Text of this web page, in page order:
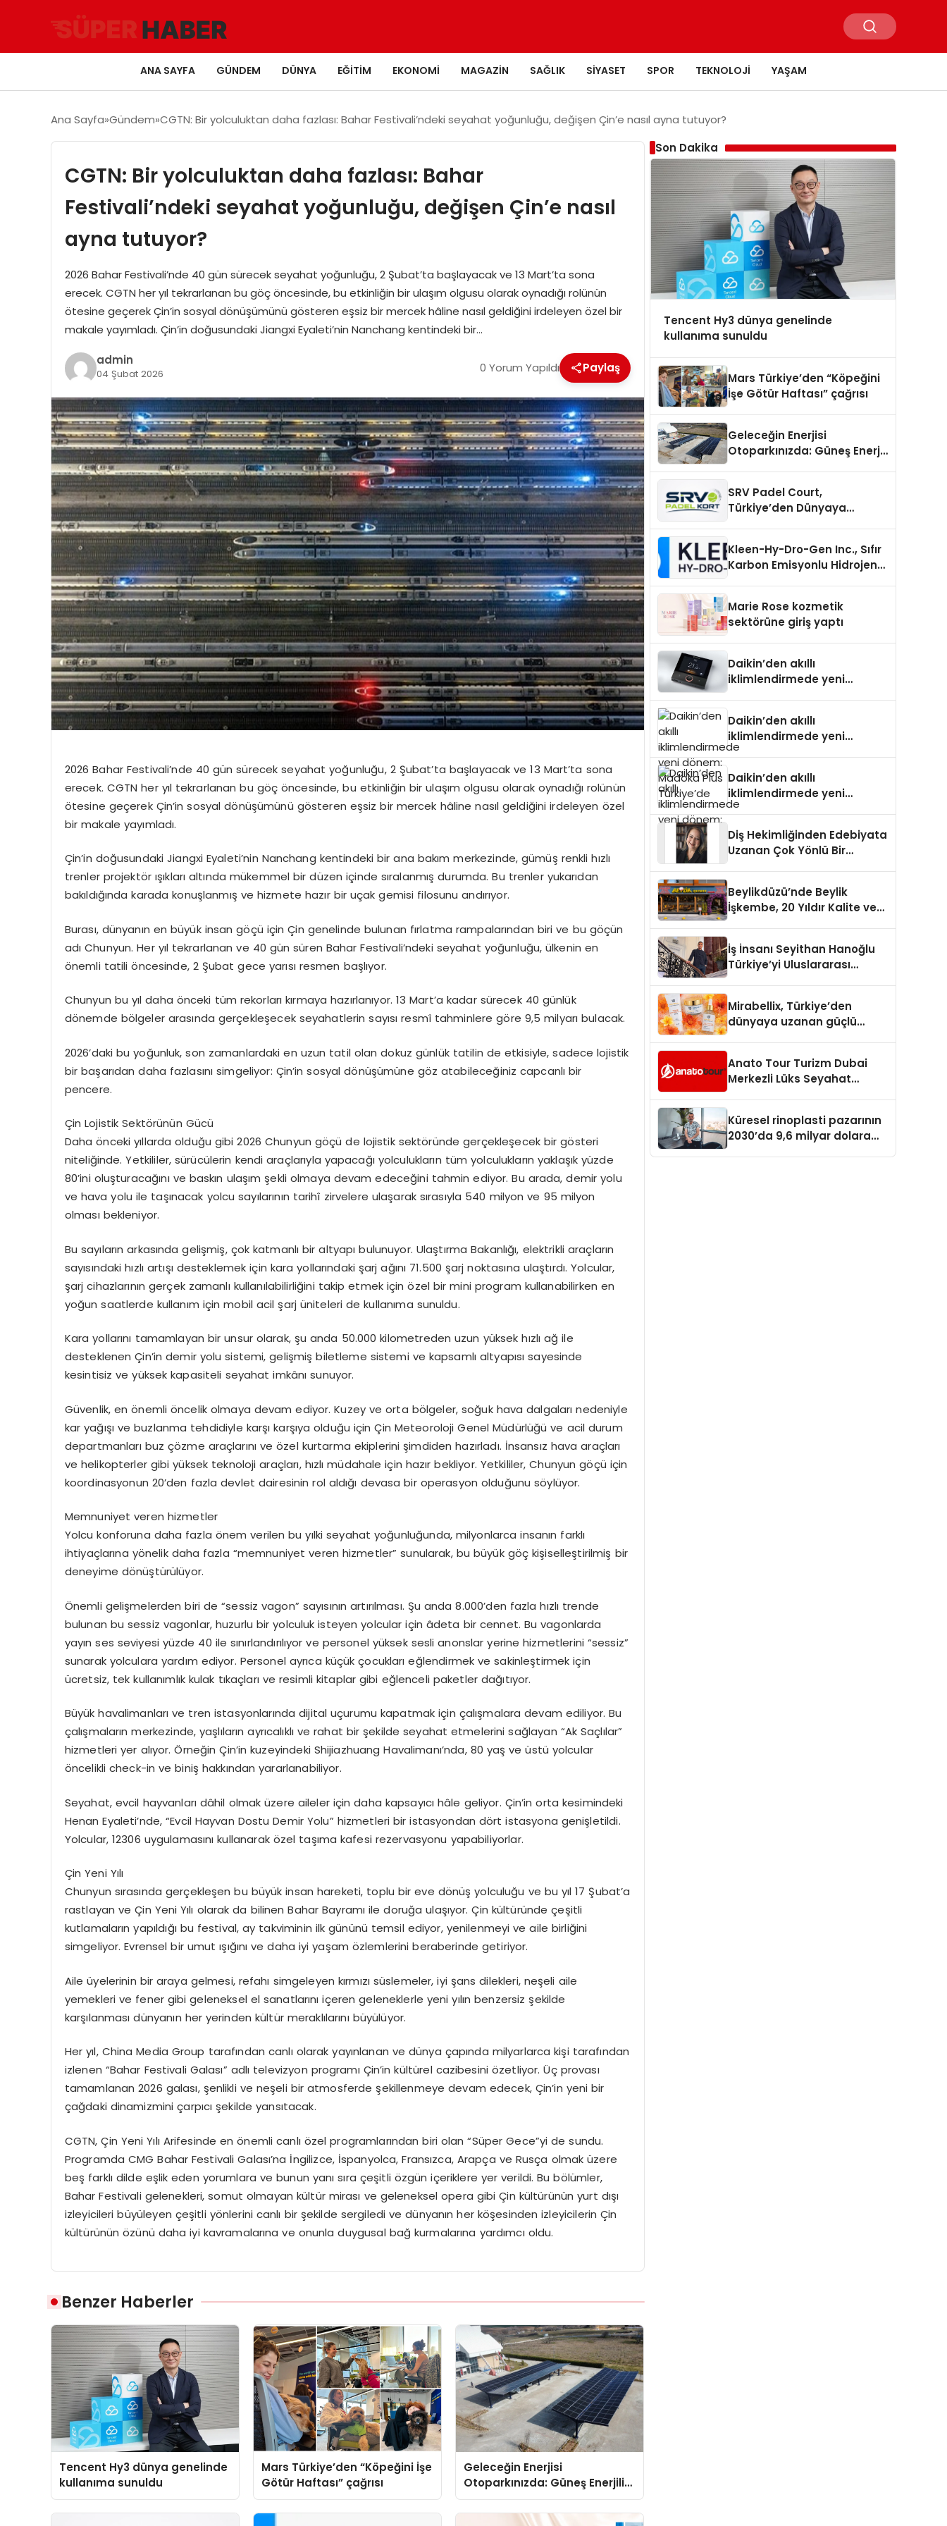
ANA SAYFA GÜNDEM DÜNYA EĞITIM EKONOMI MAGAZIN SAĞLIK SIYASET SPOR TEKNOLOJI YAŞAM
Ana Sayfa Gündem CGTN: Bir yolculuktan daha fazlası: Bahar Festivali’ndeki seyahat yoğunluğu, değişen Çin’e nasıl ayna tutuyor?
CGTN: Bir yolculuktan daha fazlası: Bahar
Festivali’ndeki seyahat yoğunluğu, değişen Çin’e nasıl
ayna tutuyor?
2026 Bahar Festivali’nde 40 gün sürecek seyahat yoğunluğu, 2 Şubat’ta başlayacak ve 13 Mart’ta sona
erecek. CGTN her yıl tekrarlanan bu göç öncesinde, bu etkinliğin bir ulaşım olgusu olarak oynadığı rolünün
ötesine geçerek Çin’in sosyal dönüşümünü gösteren eşsiz bir mercek hâline nasıl geldiğini irdeleyen özel bir
makale yayımladı. Çin’in doğusundaki Jiangxi Eyaleti’nin Nanchang kentindeki bir…
admin
04 Şubat 2026 0 Yorum Yapıldı Paylaş
2026 Bahar Festivali’nde 40 gün sürecek seyahat yoğunluğu, 2 Şubat’ta başlayacak ve 13 Mart’ta sona
erecek. CGTN her yıl tekrarlanan bu göç öncesinde, bu etkinliğin bir ulaşım olgusu olarak oynadığı rolünün
ötesine geçerek Çin’in sosyal dönüşümünü gösteren eşsiz bir mercek hâline nasıl geldiğini irdeleyen özel
bir makale yayımladı.
Çin’in doğusundaki Jiangxi Eyaleti’nin Nanchang kentindeki bir ana bakım merkezinde, gümüş renkli hızlı
trenler projektör ışıkları altında mükemmel bir düzen içinde sıralanmış durumda. Bu trenler yukarıdan
bakıldığında karada konuşlanmış ve hizmete hazır bir uçak gemisi filosunu andırıyor.
Burası, dünyanın en büyük insan göçü için Çin genelinde bulunan fırlatma rampalarından biri ve bu göçün
adı Chunyun. Her yıl tekrarlanan ve 40 gün süren Bahar Festivali’ndeki seyahat yoğunluğu, ülkenin en
önemli tatili öncesinde, 2 Şubat gece yarısı resmen başlıyor.
Chunyun bu yıl daha önceki tüm rekorları kırmaya hazırlanıyor. 13 Mart’a kadar sürecek 40 günlük
dönemde bölgeler arasında gerçekleşecek seyahatlerin sayısı resmî tahminlere göre 9,5 milyarı bulacak.
2026’daki bu yoğunluk, son zamanlardaki en uzun tatil olan dokuz günlük tatilin de etkisiyle, sadece lojistik
bir başarıdan daha fazlasını simgeliyor: Çin’in sosyal dönüşümüne göz atabileceğiniz capcanlı bir
pencere.
Çin Lojistik Sektörünün Gücü
Daha önceki yıllarda olduğu gibi 2026 Chunyun göçü de lojistik sektöründe gerçekleşecek bir gösteri
niteliğinde. Yetkililer, sürücülerin kendi araçlarıyla yapacağı yolculukların tüm yolculukların yaklaşık yüzde
80’ini oluşturacağını ve baskın ulaşım şekli olmaya devam edeceğini tahmin ediyor. Bu arada, demir yolu
ve hava yolu ile taşınacak yolcu sayılarının tarihî zirvelere ulaşarak sırasıyla 540 milyon ve 95 milyon
olması bekleniyor.
Bu sayıların arkasında gelişmiş, çok katmanlı bir altyapı bulunuyor. Ulaştırma Bakanlığı, elektrikli araçların
sayısındaki hızlı artışı desteklemek için kara yollarındaki şarj ağını 71.500 şarj noktasına ulaştırdı. Yolcular,
şarj cihazlarının gerçek zamanlı kullanılabilirliğini takip etmek için özel bir mini program kullanabilirken en
yoğun saatlerde kullanım için mobil acil şarj üniteleri de kullanıma sunuldu.
Kara yollarını tamamlayan bir unsur olarak, şu anda 50.000 kilometreden uzun yüksek hızlı ağ ile
desteklenen Çin’in demir yolu sistemi, gelişmiş biletleme sistemi ve kapsamlı altyapısı sayesinde
kesintisiz ve yüksek kapasiteli seyahat imkânı sunuyor.
Güvenlik, en önemli öncelik olmaya devam ediyor. Kuzey ve orta bölgeler, soğuk hava dalgaları nedeniyle
kar yağışı ve buzlanma tehdidiyle karşı karşıya olduğu için Çin Meteoroloji Genel Müdürlüğü ve acil durum
departmanları buz çözme araçlarını ve özel kurtarma ekiplerini şimdiden hazırladı. İnsansız hava araçları
ve helikopterler gibi yüksek teknoloji araçları, hızlı müdahale için hazır bekliyor. Yetkililer, Chunyun göçü için
koordinasyonun 20’den fazla devlet dairesinin rol aldığı devasa bir operasyon olduğunu söylüyor.
Memnuniyet veren hizmetler
Yolcu konforuna daha fazla önem verilen bu yılki seyahat yoğunluğunda, milyonlarca insanın farklı
ihtiyaçlarına yönelik daha fazla “memnuniyet veren hizmetler” sunularak, bu büyük göç kişiselleştirilmiş bir
deneyime dönüştürülüyor.
Önemli gelişmelerden biri de “sessiz vagon” sayısının artırılması. Şu anda 8.000’den fazla hızlı trende
bulunan bu sessiz vagonlar, huzurlu bir yolculuk isteyen yolcular için âdeta bir cennet. Bu vagonlarda
yayın ses seviyesi yüzde 40 ile sınırlandırılıyor ve personel yüksek sesli anonslar yerine hizmetlerini “sessiz”
sunarak yolculara yardım ediyor. Personel ayrıca küçük çocukları eğlendirmek ve sakinleştirmek için
ücretsiz, tek kullanımlık kulak tıkaçları ve resimli kitaplar gibi eğlenceli paketler dağıtıyor.
Büyük havalimanları ve tren istasyonlarında dijital uçurumu kapatmak için çalışmalara devam ediliyor. Bu
çalışmaların merkezinde, yaşlıların ayrıcalıklı ve rahat bir şekilde seyahat etmelerini sağlayan “Ak Saçlılar”
hizmetleri yer alıyor. Örneğin Çin’in kuzeyindeki Shijiazhuang Havalimanı’nda, 80 yaş ve üstü yolcular
öncelikli check-in ve biniş hakkından yararlanabiliyor.
Seyahat, evcil hayvanları dâhil olmak üzere aileler için daha kapsayıcı hâle geliyor. Çin’in orta kesimindeki
Henan Eyaleti’nde, “Evcil Hayvan Dostu Demir Yolu” hizmetleri bir istasyondan dört istasyona genişletildi.
Yolcular, 12306 uygulamasını kullanarak özel taşıma kafesi rezervasyonu yapabiliyorlar.
Çin Yeni Yılı
Chunyun sırasında gerçekleşen bu büyük insan hareketi, toplu bir eve dönüş yolculuğu ve bu yıl 17 Şubat’a
rastlayan ve Çin Yeni Yılı olarak da bilinen Bahar Bayramı ile doruğa ulaşıyor. Çin kültüründe çeşitli
kutlamaların yapıldığı bu festival, ay takviminin ilk gününü temsil ediyor, yenilenmeyi ve aile birliğini
simgeliyor. Evrensel bir umut ışığını ve daha iyi yaşam özlemlerini beraberinde getiriyor.
Aile üyelerinin bir araya gelmesi, refahı simgeleyen kırmızı süslemeler, iyi şans dilekleri, neşeli aile
yemekleri ve fener gibi geleneksel el sanatlarını içeren geleneklerle yeni yılın benzersiz şekilde
karşılanması dünyanın her yerinden kültür meraklılarını büyülüyor.
Her yıl, China Media Group tarafından canlı olarak yayınlanan ve dünya çapında milyarlarca kişi tarafından
izlenen “Bahar Festivali Galası” adlı televizyon programı Çin’in kültürel cazibesini özetliyor. Üç provası
tamamlanan 2026 galası, şenlikli ve neşeli bir atmosferde şekillenmeye devam edecek, Çin’in yeni bir
çağdaki dinamizmini çarpıcı şekilde yansıtacak.
CGTN, Çin Yeni Yılı Arifesinde en önemli canlı özel programlarından biri olan “Süper Gece”yi de sundu.
Programda CMG Bahar Festivali Galası’na İngilizce, İspanyolca, Fransızca, Arapça ve Rusça olmak üzere
beş farklı dilde eşlik eden yorumlara ve bunun yanı sıra çeşitli özgün içeriklere yer verildi. Bu bölümler,
Bahar Festivali gelenekleri, somut olmayan kültür mirası ve geleneksel opera gibi Çin kültürünün yurt dışı
izleyicileri büyüleyen çeşitli yönlerini canlı bir şekilde sergiledi ve dünyanın her köşesinden izleyicilerin Çin
kültürünün özünü daha iyi kavramalarına ve onunla duygusal bağ kurmalarına yardımcı oldu.
Benzer Haberler
Tencent Hy3 dünya genelinde
kullanıma sunuldu
Mars Türkiye’den “Köpeğini İşe
Götür Haftası” çağrısı
Geleceğin Enerjisi
Otoparkınızda: Güneş Enerjili
Carport (Solar Otopark)
Nedir?
Son Dakika
Tencent Hy3 dünya genelinde
kullanıma sunuldu
Mars Türkiye’den “Köpeğini
İşe Götür Haftası” çağrısı
Geleceğin Enerjisi
Otoparkınızda: Güneş Enerjili
SRV Padel Court,
Türkiye’den Dünyaya
Kleen-Hy-Dro-Gen Inc., Sıfır
Karbon Emisyonlu Hidrojen
Aldı
Marie Rose kozmetik
sektörüne giriş yaptı
Daikin’den akıllı
iklimlendirmede yeni
Daikin’den akıllı
iklimlendirmede yeni
dönem: Madoka Plus
Daikin’den akıllı
iklimlendirmede yeni
dönem: Madoka Plus
Diş Hekimliğinden Edebiyata
Uzanan Çok Yönlü Bir
Beylikdüzü’nde Beylik
İşkembe, 20 Yıldır Kalite ve
İş İnsanı Seyithan Hanoğlu
Türkiye’yi Uluslararası
Mirabellix, Türkiye’den
dünyaya uzanan güçlü
Anato Tour Turizm Dubai
Merkezli Lüks Seyahat
Küresel rinoplasti pazarının
2030’da 9,6 milyar dolara